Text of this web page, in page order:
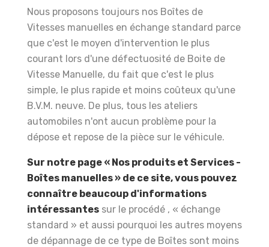
Nous proposons toujours nos Boîtes de
Vitesses manuelles en échange standard parce
que c'est le moyen d'intervention le plus
courant lors d'une défectuosité de Boite de
Vitesse Manuelle, du fait que c'est le plus
simple, le plus rapide et moins coûteux qu'une
B.V.M. neuve. De plus, tous les ateliers
automobiles n'ont aucun problème pour la
dépose et repose de la pièce sur le véhicule.
Sur notre page « Nos produits et Services -
Boîtes manuelles » de ce site, vous pouvez
connaître beaucoup d'informations
intéressantes sur le procédé , « échange
standard » et aussi pourquoi les autres moyens
de dépannage de ce type de Boîtes sont moins